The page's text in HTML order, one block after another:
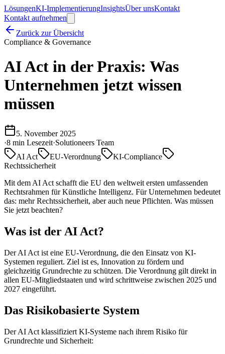
LösungenKI-ImplementierungInsightsÜber unsKontakt
Kontakt aufnehmen
Zurück zur Übersicht
Compliance & Governance
AI Act in der Praxis: Was
Unternehmen jetzt wissen
müssen
5. November 2025
·8 min Lesezeit·Solutioneers Team
AI Act
EU-Verordnung
KI-Compliance
Rechtssicherheit
Mit dem AI Act schafft die EU den weltweit ersten umfassenden
Rechtsrahmen für Künstliche Intelligenz. Für Unternehmen bedeutet
das: mehr Rechtssicherheit, aber auch neue Pflichten. Was müssen
Sie jetzt beachten?
Was ist der AI Act?
Der AI Act ist eine EU-Verordnung, die den Einsatz von KI-
Systemen reguliert. Ziel ist es, Innovation zu fördern und
gleichzeitig Grundrechte zu schützen. Die Verordnung gilt direkt in
allen EU-Mitgliedstaaten und wird schrittweise zwischen 2025 und
2027 eingeführt.
Das Risikobasierte System
Der AI Act klassifiziert KI-Systeme nach ihrem Risiko für
Grundrechte und Sicherheit: